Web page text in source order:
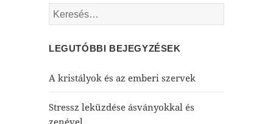
Keresés:
LEGUTÓBBI BEJEGYZÉSEK
A kristályok és az emberi szervek
Stressz leküzdése ásványokkal és
zenével.